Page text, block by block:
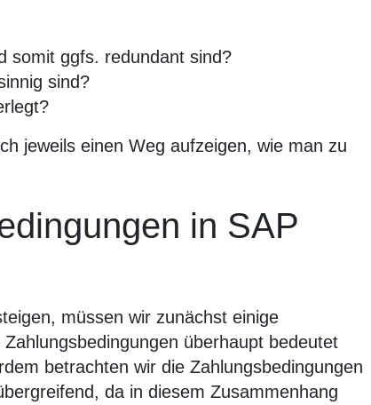
somit ggfs. redundant sind?
sind?
jeweils einen Weg aufzeigen, wie man zu
in SAP
müssen wir zunächst einige
überhaupt bedeutet
betrachten wir die Zahlungsbedingungen
da in diesem Zusammenhang